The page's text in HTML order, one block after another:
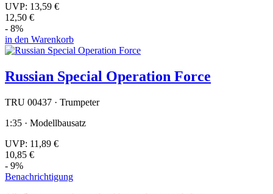
UVP: 13,59 €
12,50 €
- 8%
in den Warenkorb
Russian Special Operation Force
TRU 00437 · Trumpeter
1:35 · Modellbausatz
UVP: 11,89 €
10,85 €
- 9%
Benachrichtigung